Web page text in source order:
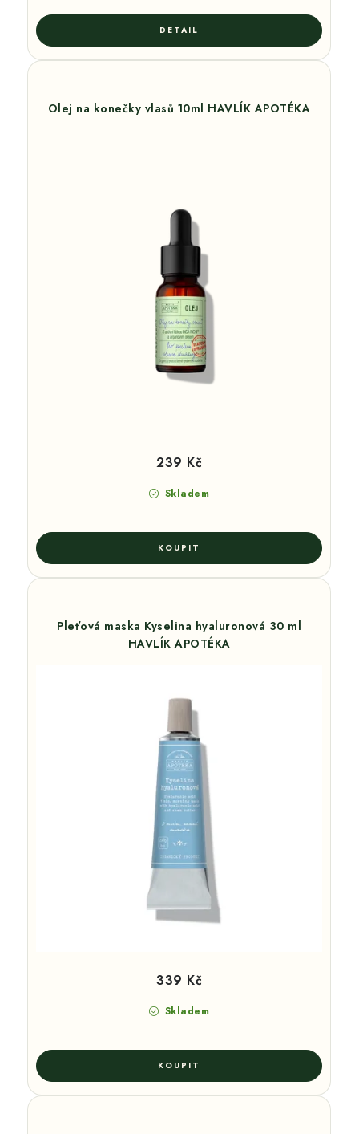
Olej na konečky vlasů 10ml HAVLÍK APOTÉKA
Skladem
239 Kč
Pleťová maska Kyselina hyaluronová 30 ml
HAVLÍK APOTÉKA
Skladem
339 Kč